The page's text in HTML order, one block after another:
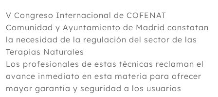
V Congreso Internacional de COFENAT
Comunidad y Ayuntamiento de Madrid constatan
la necesidad de la regulación del sector de las
Terapias Naturales
Los profesionales de estas técnicas reclaman el
avance inmediato en esta materia para ofrecer
mayor garantía y seguridad a los usuarios